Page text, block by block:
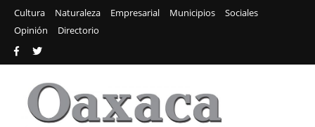
Cultura Naturaleza Empresarial Municipios
Sociales
Opinión
Directorio